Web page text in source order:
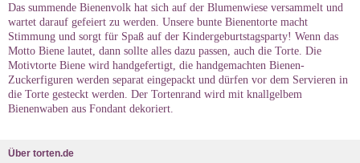
Das summende Bienenvolk hat sich auf der Blumenwiese versammelt und
wartet darauf gefeiert zu werden. Unsere bunte Bienentorte macht
Stimmung und sorgt für Spaß auf der Kindergeburtstagsparty! Wenn das
Motto Biene lautet, dann sollte alles dazu passen, auch die Torte. Die
Motivtorte Biene wird handgefertigt, die handgemachten Bienen-
Zuckerfiguren werden separat eingepackt und dürfen vor dem Servieren in
die Torte gesteckt werden. Der Tortenrand wird mit knallgelbem
Bienenwaben aus Fondant dekoriert.
Über torten.de